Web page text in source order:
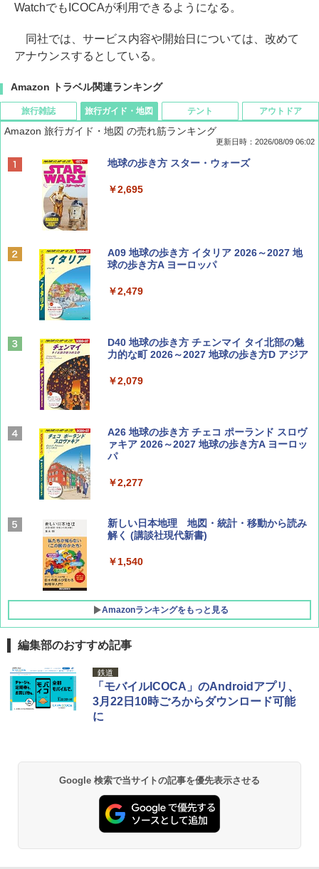
WatchでもICOCAが利用できるようになる。
同社では、サービス内容や開始日については、改めて
アナウンスするとしている。
Amazon トラベル関連ランキング
旅行雑誌
BE-PAL(ビ-パル) 2026年 9 月号【特別付録:
ディズニーファン ２０２６年 ９月号 [雑
誌] (ＤＩＳＮＥＹ ＦＡＮ)
￥713
山と溪谷 2026年8月号「南アルプス大全」
Coyote No.89 特集 星野道夫 夢見る旅
￥1,540
AIRLINE（エアライン）2026年9月号【特
集】ボーイング110周年を祝して！
￥1,760
旅行ガイド・地図
Amazon 旅行ガイド・地図 の売れ筋ランキング
更新日時：2026/08/09 06:02
地球の歩き方 スター・ウォーズ
￥2,695
A09 地球の歩き方 イタリア 2026～2027 地
球の歩き方A ヨーロッパ
￥2,479
D40 地球の歩き方 チェンマイ タイ北部の魅
力的な町 2026～2027 地球の歩き方D アジア
￥2,079
A26 地球の歩き方 チェコ ポーランド スロヴ
ァキア 2026～2027 地球の歩き方A ヨーロッ
パ
￥2,277
新しい日本地理 地図・統計・移動から読み
解く (講談社現代新書)
￥1,540
Amazonランキングをもっと見る
テント
[キャンパーズコレクション 山善] ポップアッ
プテント 傘みたいに広げて畳める パッとサ
ッとサンシェード キューブ フルクローズ メ
ッシュ 簡単設置 ワンタッチテント キャンプ
PYKES PEAK (パイクスピーク) 着替えテン
ト プライバシー テント 【中が透けない】 1
人用 折りたたみ 防災グッズ 災害用トイレ ビ
ーチ ピクニック ポップアップテント 携帯 簡
易 トイレテント (グレー)
アウトドア
DEWEL パラソル 大型 ビーチ アウトドアパ
ラソル ガーデン サイトシート付 折りたたみ
防水 UVカット 4段階高さ調整 軽量 収納袋付
き
【日本企業販売】超強力クマ対策スプレー 30
0ml（連続噴射30秒）110ml（連続噴射15
秒）射程5～10m 安全ロック搭載 携帯収納袋
付き ヒグマ・イノシシ対策 自治体・教育機
関の購入実績 登山・キャンプ・アウトドア・
編集部のおすすめ記事
鉄道
「モバイルICOCA」のAndroidアプリ、
3月22日10時ごろからダウンロード可能
に
Google 検索で当サイトの記事を優先表示させる